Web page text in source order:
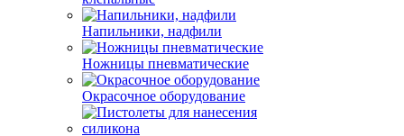
Напильники, надфили
Ножницы пневматические
Окрасочное оборудование